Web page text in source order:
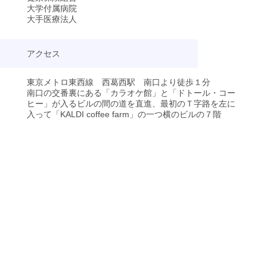
大学付属病院
大手医療法人
アクセス
東京メトロ東西線 西葛西駅 南口より徒歩１分
南口の交番裏にある「カラオケ館」と「ドトール・コー
ヒー」が入るビルの間の道を直進、最初のＴ字路を左に
入って「KALDI coffee farm」の一つ横のビルの７階